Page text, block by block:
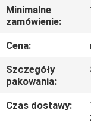
KONTROLA
JAKOŚCI
SIĘ
Minimalne
zamówienie:
Cena:
Szczegóły
pakowania:
Czas dostawy: